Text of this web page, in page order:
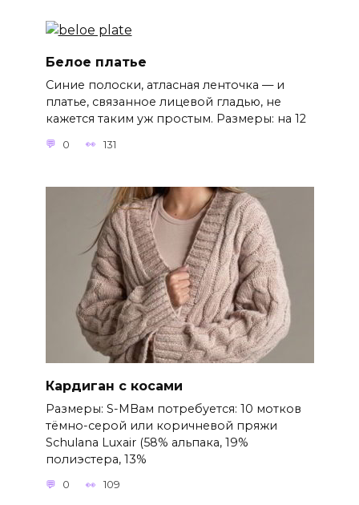
Белое платье
Синие полоски, атласная ленточка — и
платье, связанное лицевой гладью, не
кажется таким уж простым. Размеры: на 12
0 131
Кардиган с косами
Размеры: S-MВам потребуется: 10 мотков
тёмно-серой или коричневой пряжи
Schulana Luxair (58% альпака, 19%
полиэстера, 13%
0 109